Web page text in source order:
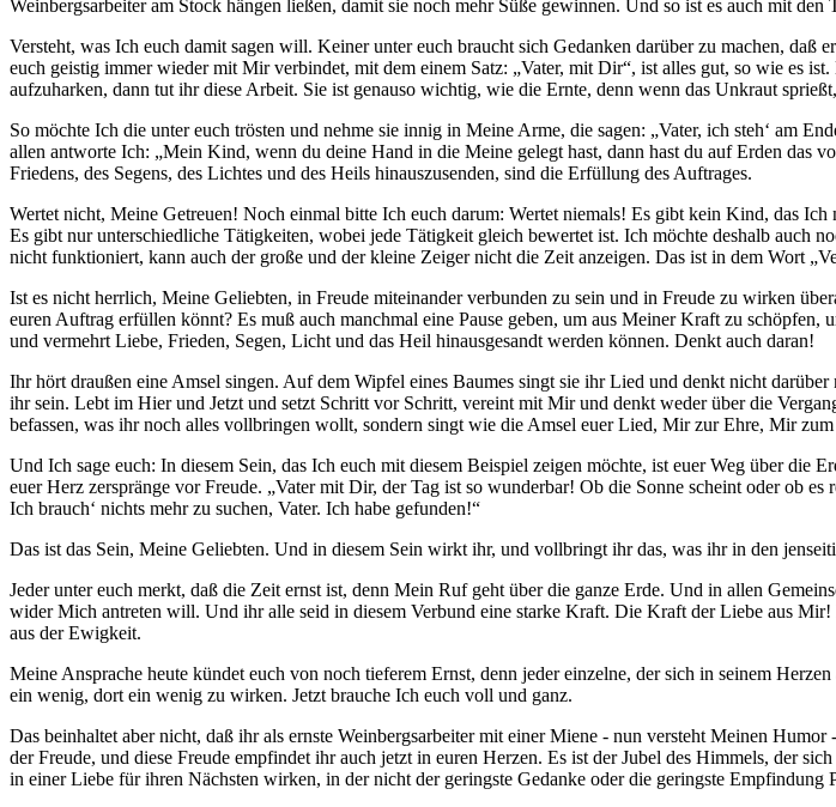
Weinbergsarbeiter am Stock hängen ließen, damit sie noch mehr Süße gewinnen. Und so ist es auch mit
Versteht, was Ich euch damit sagen will. Keiner unter euch braucht sich Gedanken darüber zu machen,
euch geistig immer wieder mit Mir verbindet, mit dem einem Satz: „Vater, mit Dir“, ist alles gut, so wie es
aufzuharken, dann tut ihr diese Arbeit. Sie ist genauso wichtig, wie die Ernte, denn wenn das Unkraut
So möchte Ich die unter euch trösten und nehme sie innig in Meine Arme, die sagen: „Vater, ich steh‘ am
allen antworte Ich: „Mein Kind, wenn du deine Hand in die Meine gelegt hast, dann hast du auf Erden
Friedens, des Segens, des Lichtes und des Heils hinauszusenden, sind die Erfüllung des Auftrages.
Wertet nicht, Meine Getreuen! Noch einmal bitte Ich euch darum: Wertet niemals! Es gibt kein Kind, das
Es gibt nur unterschiedliche Tätigkeiten, wobei jede Tätigkeit gleich bewertet ist. Ich möchte deshalb auch
nicht funktioniert, kann auch der große und der kleine Zeiger nicht die Zeit anzeigen. Das ist in dem Wort
Ist es nicht herrlich, Meine Geliebten, in Freude miteinander verbunden zu sein und in Freude zu wirken
euren Auftrag erfüllen könnt? Es muß auch manchmal eine Pause geben, um aus Meiner Kraft zu
und vermehrt Liebe, Frieden, Segen, Licht und das Heil hinausgesandt werden können. Denkt auch daran!
Ihr hört draußen eine Amsel singen. Auf dem Wipfel eines Baumes singt sie ihr Lied und denkt nicht
ihr sein. Lebt im Hier und Jetzt und setzt Schritt vor Schritt, vereint mit Mir und denkt weder über die
befassen, was ihr noch alles vollbringen wollt, sondern singt wie die Amsel euer Lied, Mir zur Ehre, Mir
Und Ich sage euch: In diesem Sein, das Ich euch mit diesem Beispiel zeigen möchte, ist euer Weg über
euer Herz zerspränge vor Freude. „Vater mit Dir, der Tag ist so wunderbar! Ob die Sonne scheint oder ob
Ich brauch‘ nichts mehr zu suchen, Vater. Ich habe gefunden!“
Das ist das Sein, Meine Geliebten. Und in diesem Sein wirkt ihr, und vollbringt ihr das, was ihr in den
Jeder unter euch merkt, daß die Zeit ernst ist, denn Mein Ruf geht über die ganze Erde. Und in allen
wider Mich antreten will. Und ihr alle seid in diesem Verbund eine starke Kraft. Die Kraft der Liebe aus
aus der Ewigkeit.
Meine Ansprache heute kündet euch von noch tieferem Ernst, denn jeder einzelne, der sich in seinem
ein wenig, dort ein wenig zu wirken. Jetzt brauche Ich euch voll und ganz.
Das beinhaltet aber nicht, daß ihr als ernste Weinbergsarbeiter mit einer Miene - nun versteht Meinen
der Freude, und diese Freude empfindet ihr auch jetzt in euren Herzen. Es ist der Jubel des Himmels, der
in einer Liebe für ihren Nächsten wirken, in der nicht der geringste Gedanke oder die geringste Empfindung